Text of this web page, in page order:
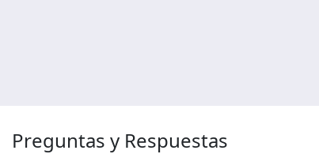
Preguntas y Respuestas